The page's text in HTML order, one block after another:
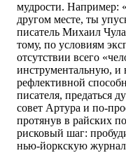
мудрости. Например:
другом месте, ты
писатель Михаил
тому, по условиям
отсутствии всего
инструментальную, и
рефлективной
писателя, предаться
совет Артура и по-
протянув в райских
рисковый шаг:
нью-йоркскую